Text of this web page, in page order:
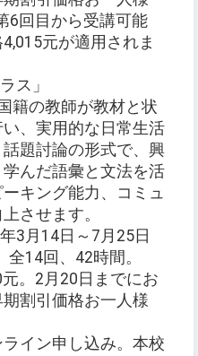
6回目から受講可能
元が適用されま
ス」
籍の教師が教材と状
、実用的な日常生活
題討論の形式で、興
んだ語彙と文法を活
キング能力、コミュ
させます。
3月14日～7月25日
全14回、42時間。
元。2月20日までにお
割引価格お一人様
イン申し込み。本校